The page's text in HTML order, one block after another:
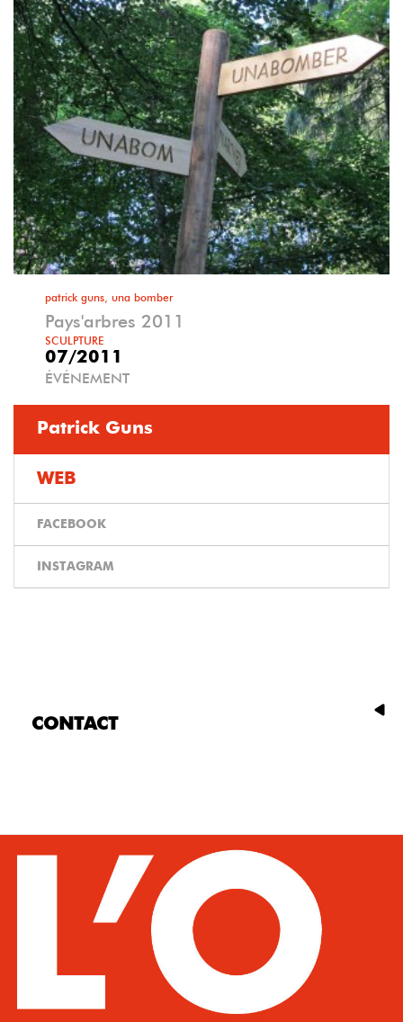
patrick guns, una bomber
Pays'arbres 2011
SCULPTURE
07/2011
ÉVÉNEMENT
Patrick Guns
WEB
FACEBOOK
INSTAGRAM
CONTACT